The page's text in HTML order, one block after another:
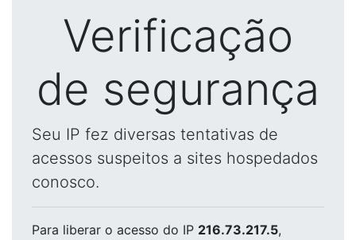
Verificação
de segurança
Seu IP fez diversas tentativas de
acessos suspeitos a sites hospedados
conosco.
Para liberar o acesso do IP 216.73.217.5,